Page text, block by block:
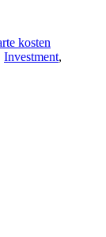
kosten
Investment,